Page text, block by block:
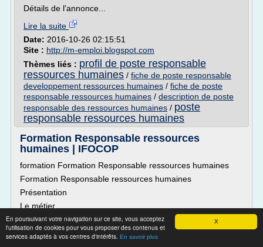
X
En poursuivant votre navigation sur ce site, vous acceptez
l'utilisation de cookies pour vous proposer des contenus et
services adaptés à vos centres d'intérêts. En savoir plus
Détails de l'annonce...
Lire la suite
Date: 2016-10-26 02:15:51
Site : http://m-emploi.blogspot.com
Thèmes liés : profil de poste responsable
ressources humaines / fiche de poste responsable
developpement ressources humaines / fiche de poste
responsable ressources humaines / description de poste
responsable des ressources humaines / poste
responsable ressources humaines
Formation Responsable ressources
humaines | IFOCOP
formation Formation Responsable ressources humaines
Formation Responsable ressources humaines
Présentation
Le métier
Le Responsable ressources humaines définit et/ou met en
oeuvre la politique de management et de gestion des
ressources humaines (recrutement, rémunération, mobilité,